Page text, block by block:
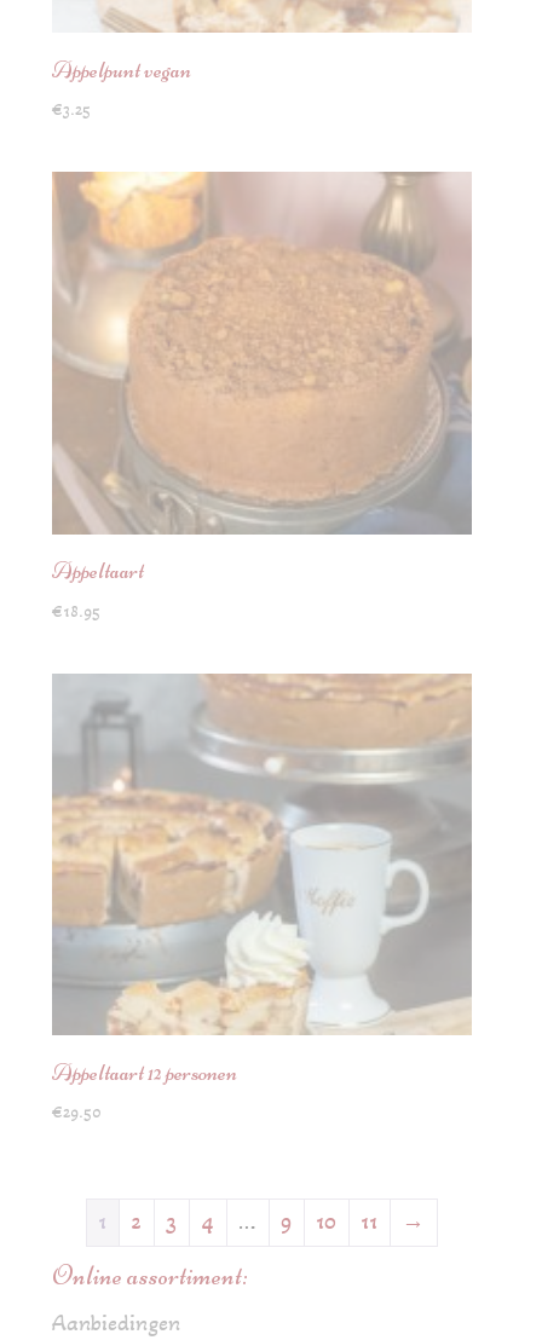
Appelpunt vegan
€3.25
Appeltaart
€18.95
Appeltaart 12 personen
€29.50
1 2 3 4 … 9 10 11 →
Online assortiment:
Aanbiedingen